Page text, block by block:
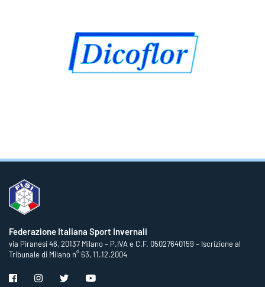
Federazione Italiana Sport Invernali
via Piranesi 46, 20137 Milano – P.IVA e C.F. 05027640159 – Iscrizione al
Tribunale di Milano n° 63, 11.12.2004